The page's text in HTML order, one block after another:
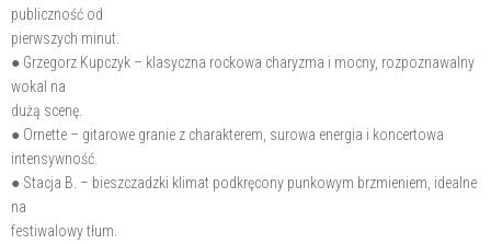
publiczność od
pierwszych minut.
● Grzegorz Kupczyk – klasyczna rockowa charyzma i mocny, rozpoznawalny
wokal na
dużą scenę.
● Ornette – gitarowe granie z charakterem, surowa energia i koncertowa
intensywność.
● Stacja B. – bieszczadzki klimat podkręcony punkowym brzmieniem, idealne
na
festiwalowy tłum.